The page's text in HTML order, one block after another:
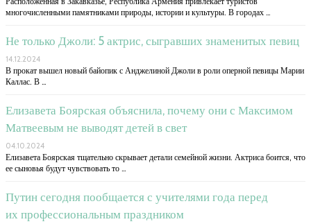
многочисленными памятниками природы, истории и культуры. В городах …
Не только Джоли: 5 актрис, сыгравших знаменитых певиц
14.12.2024
В прокат вышел новый байопик с Анджелиной Джоли в роли оперной певицы Марии
Каллас. В …
Елизавета Боярская объяснила, почему они с Максимом
Матвеевым не выводят детей в свет
04.10.2024
Елизавета Боярская тщательно скрывает детали семейной жизни. Актриса боится, что
ее сыновья будут чувствовать то …
Путин сегодня пообщается с учителями года перед
их профессиональным праздником